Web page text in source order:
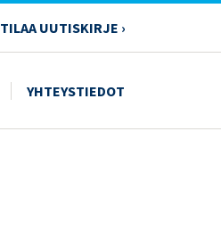
TILAA UUTISKIRJE ›
YHTEYSTIEDOT